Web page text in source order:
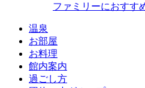
ファミリーにおすす
温泉
お部屋
お料理
館内案内
過ごし方